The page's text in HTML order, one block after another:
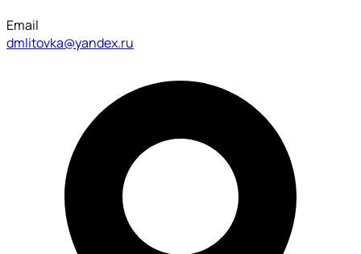
Email
dmlitovka@yandex.ru